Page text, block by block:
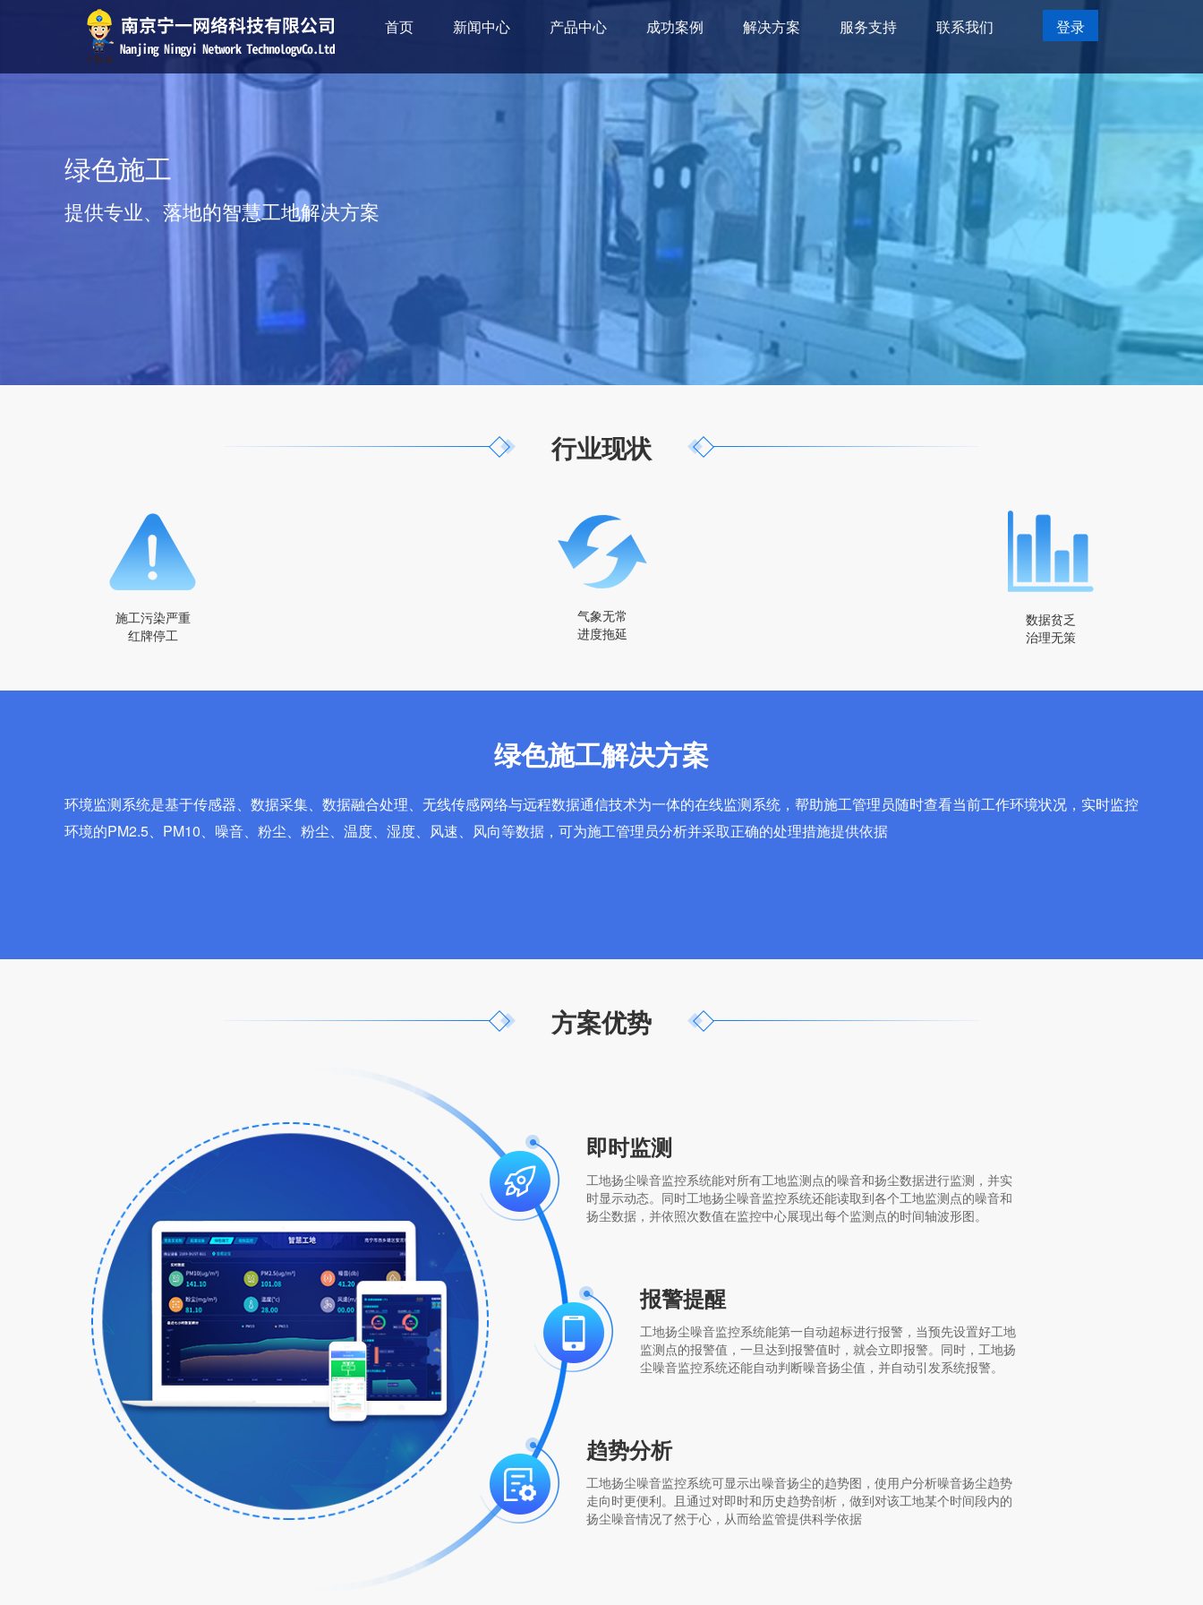
首页 新闻中心 产品中心 成功案例 解决方案 服务支持 联系我们 登录
绿色施工
提供专业、落地的智慧工地解决方案
行业现状
施工污染严重
红牌停工
气象无常
进度拖延
数据贫乏
治理无策
绿色施工解决方案
环境监测系统是基于传感器、数据采集、数据融合处理、无线传感网络与远程数据通信技术为一体的在线监测系统，帮助施工管理员随时查看当前工作环境状况，实时监控
环境的PM2.5、PM10、噪音、粉尘、粉尘、温度、湿度、风速、风向等数据，可为施工管理员分析并采取正确的处理措施提供依据
方案优势
即时监测
工地扬尘噪音监控系统能对所有工地监测点的噪音和扬尘数据进行监测，并实
时显示动态。同时工地扬尘噪音监控系统还能读取到各个工地监测点的噪音和
扬尘数据，并依照次数值在监控中心展现出每个监测点的时间轴波形图。
报警提醒
工地扬尘噪音监控系统能第一自动超标进行报警，当预先设置好工地
监测点的报警值，一旦达到报警值时，就会立即报警。同时，工地扬
尘噪音监控系统还能自动判断噪音扬尘值，并自动引发系统报警。
趋势分析
工地扬尘噪音监控系统可显示出噪音扬尘的趋势图，使用户分析噪音扬尘趋势
走向时更便利。且通过对即时和历史趋势剖析，做到对该工地某个时间段内的
扬尘噪音情况了然于心，从而给监管提供科学依据